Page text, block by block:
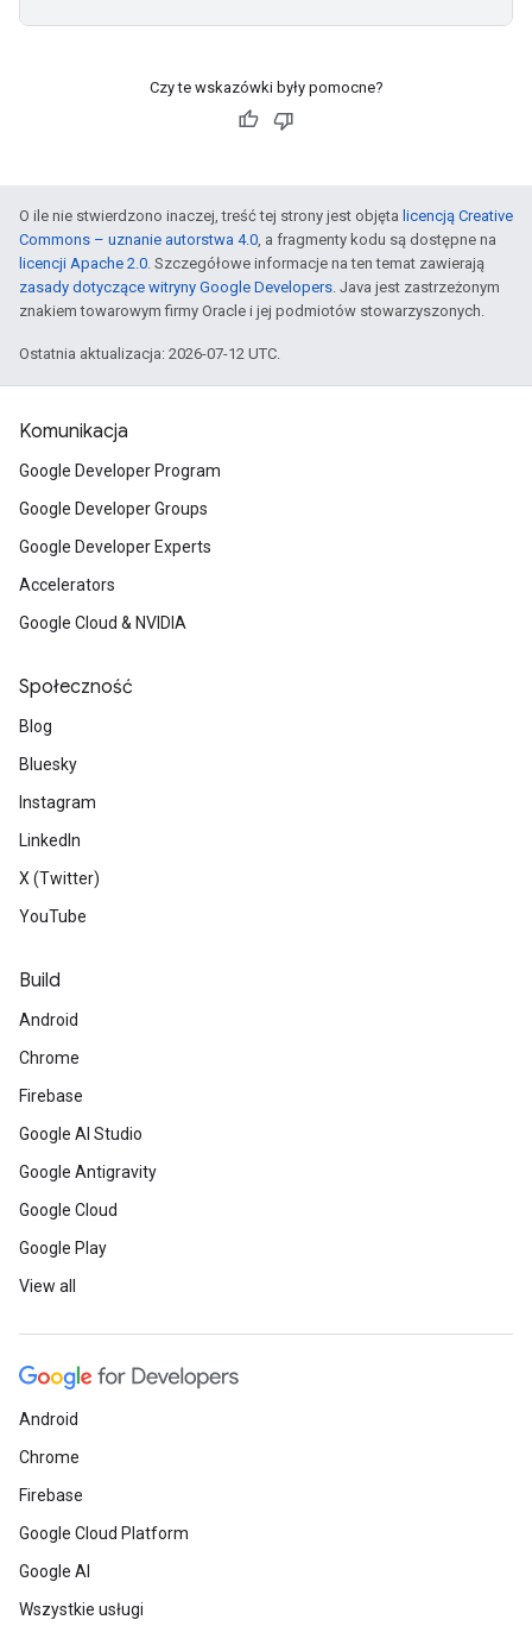
Czy te wskazówki były pomocne?
O ile nie stwierdzono inaczej, treść tej strony jest objęta licencją Creative
Commons – uznanie autorstwa 4.0, a fragmenty kodu są dostępne na
licencji Apache 2.0. Szczegółowe informacje na ten temat zawierają
zasady dotyczące witryny Google Developers. Java jest zastrzeżonym
znakiem towarowym firmy Oracle i jej podmiotów stowarzyszonych.
Ostatnia aktualizacja: 2026-07-12 UTC.
Komunikacja
Google Developer Program
Google Developer Groups
Google Developer Experts
Accelerators
Google Cloud & NVIDIA
Społeczność
Blog
Bluesky
Instagram
LinkedIn
X (Twitter)
YouTube
Build
Android
Chrome
Firebase
Google AI Studio
Google Antigravity
Google Cloud
Google Play
View all
Android
Chrome
Firebase
Google Cloud Platform
Google AI
Wszystkie usługi